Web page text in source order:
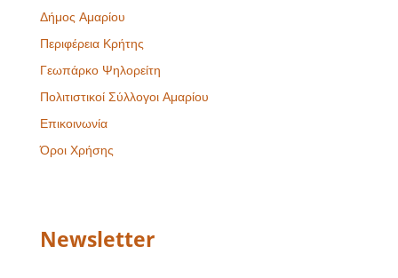
Δήμος Αμαρίου
Περιφέρεια Κρήτης
Γεωπάρκο Ψηλορείτη
Πολιτιστικοί Σύλλογοι Αμαρίου
Επικοινωνία
Όροι Χρήσης
Newsletter